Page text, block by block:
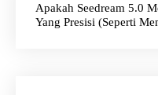
Apakah Seedream 5.0
Yang Presisi (seperti